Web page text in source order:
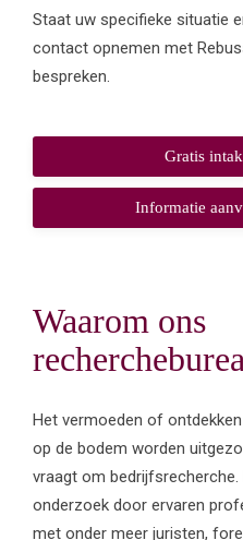
Staat uw specifieke situatie
contact opnemen met
bespreken.
Gratis
Informatie
Waarom ons
Het vermoeden of
op de bodem worden
vraagt om bedrijfsrecherche.
onderzoek door ervaren
met onder meer juristen,